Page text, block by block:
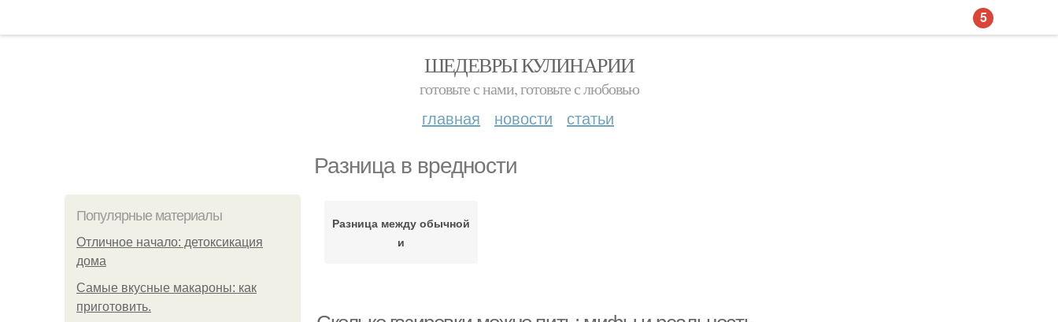
ШЕДЕВРЫ КУЛИНАРИИ
готовьте с нами, готовьте с любовью
главная новости статьи
Разница в вредности
Популярные материалы
Отличное начало: детоксикация
дома
Самые вкусные макароны: как
приготовить.
Разница между обычной
и
5